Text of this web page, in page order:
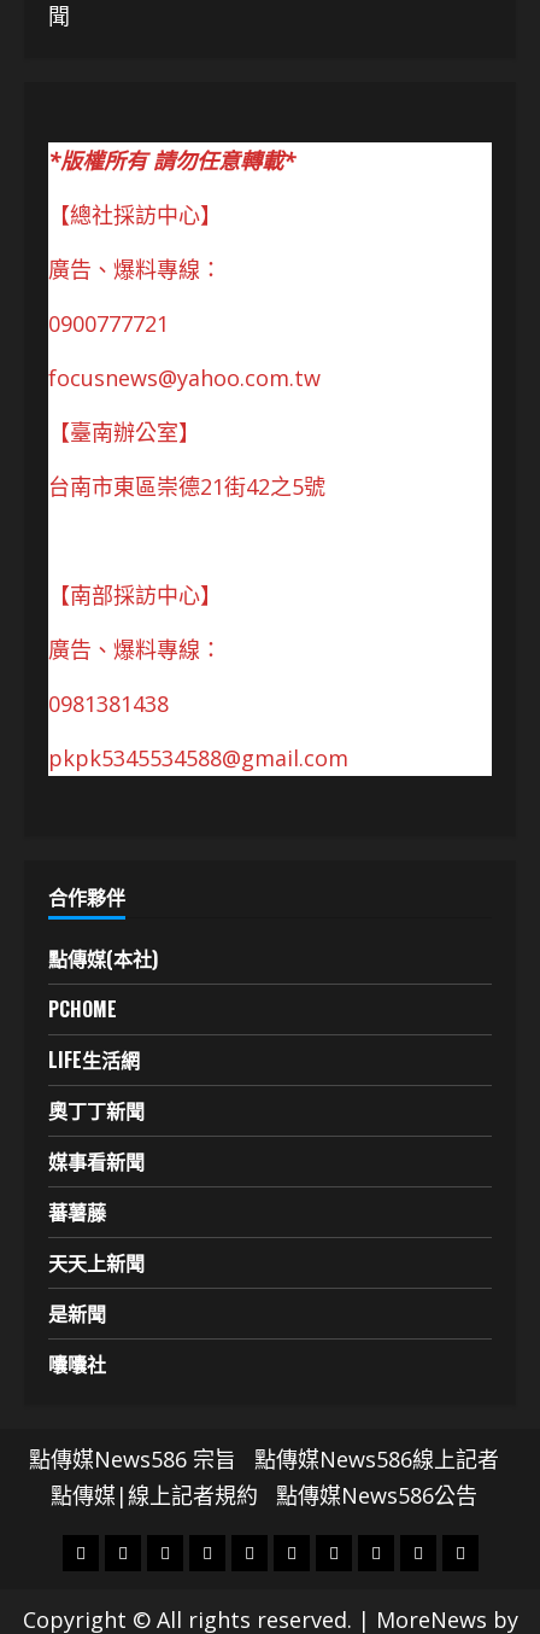
聞
*版權所有 請勿任意轉載*
【總社採訪中心】
廣告、爆料專線：
0900777721
focusnews@yahoo.com.tw
【臺南辦公室】
台南市東區崇德21街42之5號
【南部採訪中心】
廣告、爆料專線：
0981381438
pkpk5345534588@gmail.com
合作夥伴
點傳媒(本社)
PCHOME
LIFE生活網
奧丁丁新聞
媒事看新聞
蕃薯藤
天天上新聞
是新聞
囔囔社
點傳媒News586 宗旨
點傳媒News586線上記者
點傳媒|線上記者規約
點傳媒News586公告
頭
財
地
社
文
科
專
娛
影
政
國
運
生
Copyright © All rights reserved. | MoreNews by